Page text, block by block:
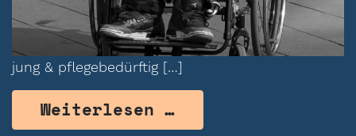
jung & pflegebedürftig […]
Weiterlesen …from Milan